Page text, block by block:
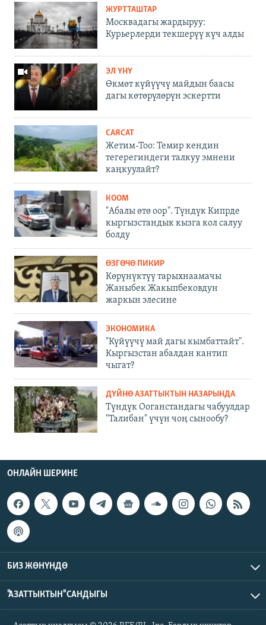
ЖУРТТАШТАР
Москвадагы жардыруу:
Курьерлерди текшерүү күч алды
ЭЛ ҮНҮ
Өкмөт күйүүчү майдын баасы
дагы көтөрүлөрүн эскертти
САЯСАТ
Жетим-Тоо: Темир кендин
тегерегиндеги талкуу эмнени
каңкуулайт?
КООМ
"Абалы өтө оор". Түндүк Кипрде
кыргызстандык кызга кол салуу
болду
ӨЗГӨЧӨ ПИКИР
Көрүнүктүү тарыхнаамачы
Жаныбек Жакыпбековдун
жаркын элесине
ЭКОНОМИКА
"Күйүүчү май дагы кымбаттайт".
Кыргызстан абалдан кантип
чыгат?
ДҮЙНӨ АЗАТТЫКТЫН НАЗАРЫНДА
Түндүк Ооганстандагы чабуулдар
"Талибан" үчүн чоң сынообу?
ОНЛАЙН ШЕРИНЕ
БИЗ ЖӨНҮНДӨ
"АЗАТТЫКТЫН" САНДЫГЫ